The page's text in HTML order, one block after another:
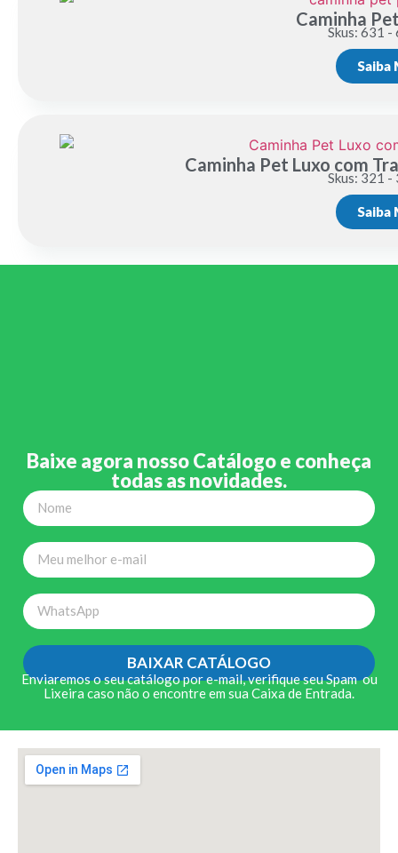
Caminha
Skus: 631
Saiba
Caminha Pet Luxo com
Skus: 321
Saiba
Baixe agora nosso Catálogo e conheça
todas as novidades.
BAIXAR CATÁLOGO
Enviaremos o seu catálogo por e-mail, verifique seu Spam ou
Lixeira caso não o encontre em sua Caixa de Entrada.